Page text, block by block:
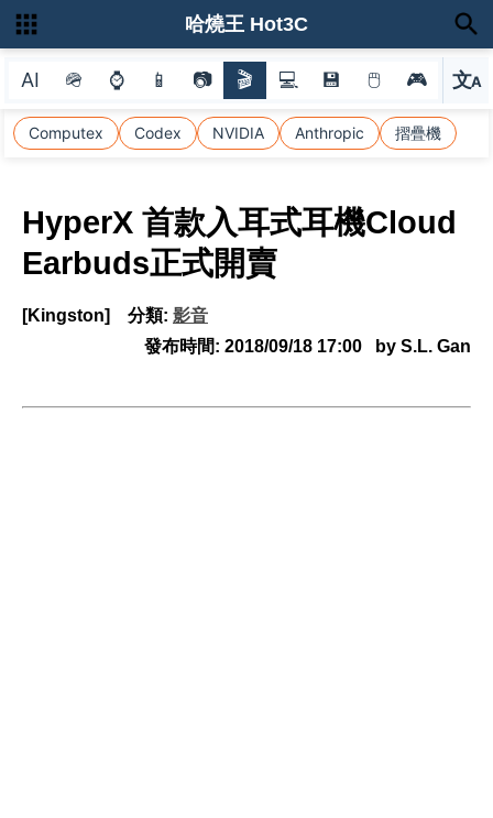
AI 🪖 ⌚ 📱 📷 🎬 💻 💾 🖱 🎮 文A
選
Computex Codex NVIDIA Anthropic 摺疊機
哈燒王 Hot3C
HyperX 首款入耳式耳機Cloud
Earbuds正式開賣
[Kingston] 分類: 影音
發布時間: 2018/09/18 17:00 by S.L. Gan